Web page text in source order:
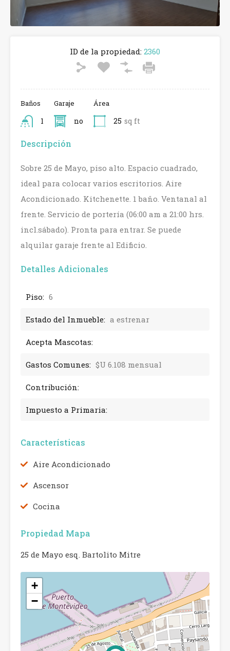
ID de la propiedad: 2360
Baños
1
Garaje
no
Área
25 sq ft
Descripción
Sobre 25 de Mayo, piso alto. Espacio cuadrado,
ideal para colocar varios escritorios. Aire
Acondicionado. Kitchenette. 1 baño. Ventanal al
frente. Servicio de portería (06:00 am a 21:00 hrs.
incl.sábado). Pronta para entrar. Se puede
alquilar garaje frente al Edificio.
Detalles Adicionales
Piso: 6
Estado del Inmueble: a estrenar
Acepta Mascotas:
Gastos Comunes: $U 6.108 mensual
Contribución:
Impuesto a Primaria:
Características
Aire Acondicionado
Ascensor
Cocina
Propiedad Mapa
25 de Mayo esq. Bartolito Mitre
+
−